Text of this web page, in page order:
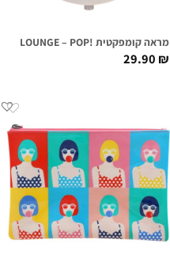
מראה קומפקטית !FIRST CLASS LOUNGE – POP
29.90₪